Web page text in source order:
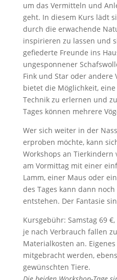
um das Vermitteln und
geht. In diesem Kurs lädt
durch die erwachende
inspirieren zu lassen und
gefiederte Freunde ins
ungesponnener
Fink und Star oder andere
bietet die Möglichkeit,
Technik zu erlernen und
Tages können mehrere
Wer sich weiter in der
erproben möchte, kann
Workshops an
am Vormittag mit einer
Lamm, einer Maus oder
des Tages kann dann
entstehen. Der Fantasie
Kursgebühr: Samstag 69
je nach Verbrauch fallen
Materialkosten an.
mitgebracht werden,
gewünschten Tiere.